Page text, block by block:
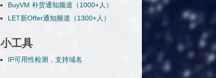
BuyVM 补货通知频道（1000+人）
LET新Offer通知频道（1300+人）
小工具
IP可用性检测，支持域名